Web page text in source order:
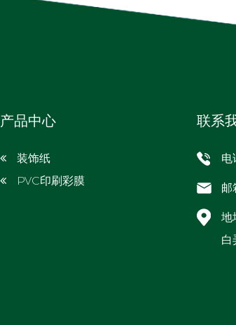
产品中心
装饰纸
PVC印刷彩膜
联系
邮
地
白